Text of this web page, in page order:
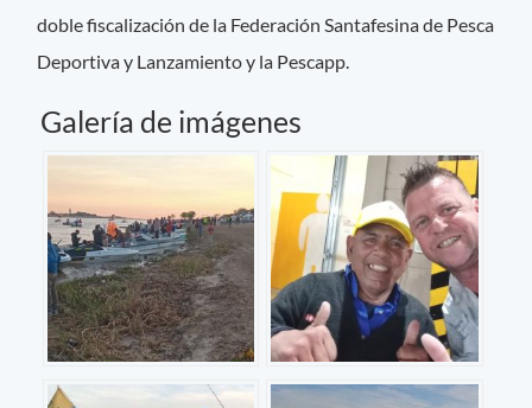
doble fiscalización de la Federación Santafesina de Pesca
Deportiva y Lanzamiento y la Pescapp.
Galería de imágenes